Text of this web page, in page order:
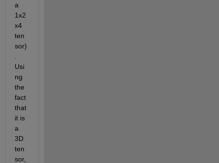
a
1x2
x4
ten
sor)
Usi
ng
the
fact
that
it is
a
3D
ten
sor,